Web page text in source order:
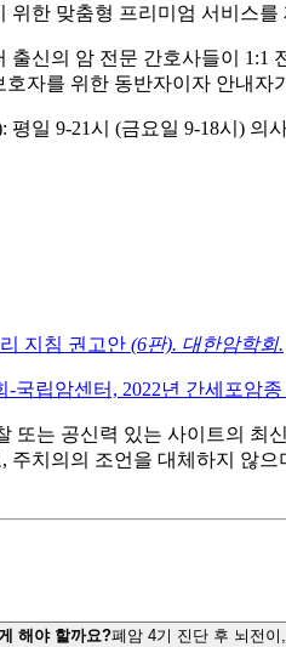
위한 맞춤형 프리미엄 서비스를
출신의 암 전문 간호사들이 1:1
자를 위한 동반자이자 안내자
평일 9-21시 (금요일 9-18시)
지침 권고안 (6판). 대한암학회.
-국립암센터, 2022년 간세포암
또는 공신력 있는 사이트의 최
주치의의 조언을 대체하지 않
해야 할까요?폐암 4기 진단 후 뇌전